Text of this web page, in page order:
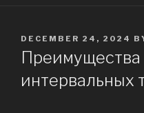
POSTED
ON
DECEMBER 24, 2024
Преимущества
интервальных